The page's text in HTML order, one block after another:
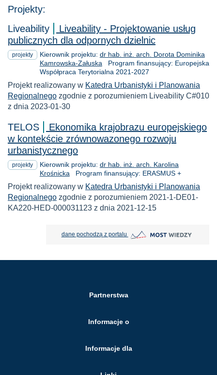
Projekty:
Liveability
Liveability - Projektowanie usług
publicznych dla odpornych dzielnic
projekty Kierownik projektu: dr hab. inż. arch. Dorota Dominika
Kamrowska-Załuska Program finansujący: Europejska
Współpraca Terytorialna 2021-2027
Projekt realizowany w Katedra Urbanistyki i Planowania
Regionalnego zgodnie z porozumieniem Liveability C#010
z dnia 2023-01-30
TELOS
Ekonomika krajobrazu europejskiego
w kontekście zrównowazonego rozwoju
urbanistycznego
projekty Kierownik projektu: dr hab. inż. arch. Karolina
Krośnicka Program finansujący: ERASMUS +
Projekt realizowany w Katedra Urbanistyki i Planowania
Regionalnego zgodnie z porozumieniem 2021-1-DE01-
KA220-HED-000031123 z dnia 2021-12-15
dane pochodzą z portalu MOST Wiedzy otwiera się w
Partnerstwa
Informacje o
Informacje dla